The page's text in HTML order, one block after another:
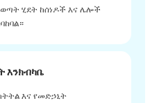
ሂደት ከሰነዶች እና ሌሎች
እንክብካቤ
እና የመድኃኒት